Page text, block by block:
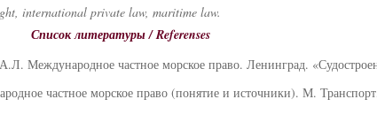
international private law, maritime law.
Список литературы / Referenses
Международное частное морское право. Ленинград.
частное морское право (понятие и источники). М.